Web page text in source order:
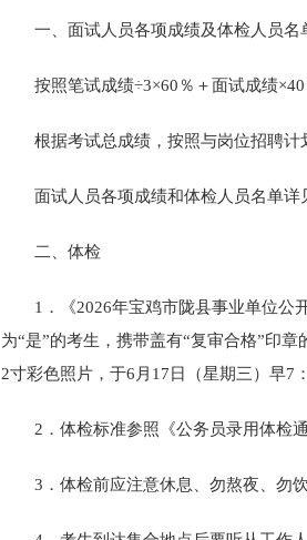
一、面试人员各项成绩及体检人员名
按照笔试成绩÷3×60％＋面试成绩
根据考试总成绩，按照与岗位招聘计
面试人员各项成绩和体检人员名单详
二、体检
1．《2026年宝鸡市陇县事业单位公
为“是”的考生，携带盖有“复审合格”印
2寸彩色照片，于6月17日（星期三）早7
2．体检标准参照《公务员录用体检
3．体检前应注意休息、勿熬夜、勿